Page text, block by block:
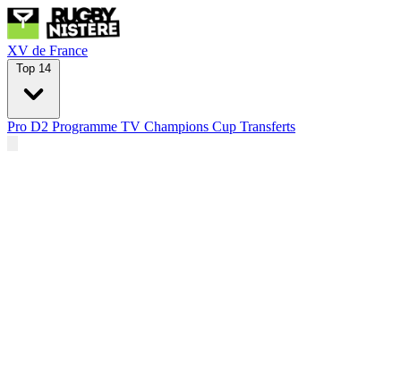
XV de France
Top 14
Pro D2 Programme TV Champions Cup Transferts